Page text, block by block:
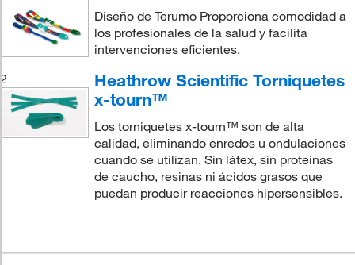
Diseño de Terumo Proporciona comodidad a
los profesionales de la salud y facilita
intervenciones eficientes.
2
Heathrow Scientific Torniquetes
x-tourn™
Los torniquetes x-tourn™ son de alta
calidad, eliminando enredos u ondulaciones
cuando se utilizan. Sin látex, sin proteínas
de caucho, resinas ni ácidos grasos que
puedan producir reacciones hipersensibles.